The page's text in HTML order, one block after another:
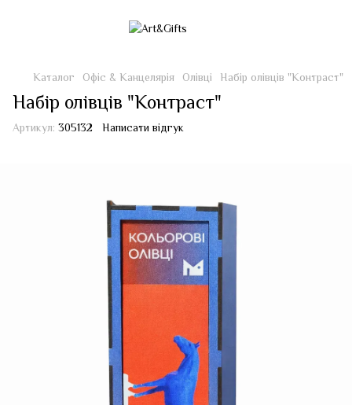
Каталог Офіс & Канцелярія Олівці Набір олівців "Контраст"
Набір олівців "Контраст"
Артикул: 305132 Написати відгук